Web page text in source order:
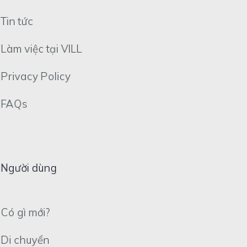
Tin tức
Làm việc tại VILL
Privacy Policy
FAQs
Người dùng
Có gì mới?
Di chuyển